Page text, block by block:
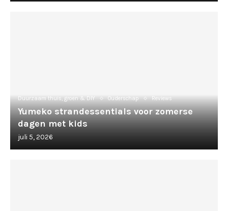
Duurzaam thuis, groen & DIY Ouderschap Reviews
Yumeko strandessentials voor zomerse
dagen met kids
juli 5, 2026